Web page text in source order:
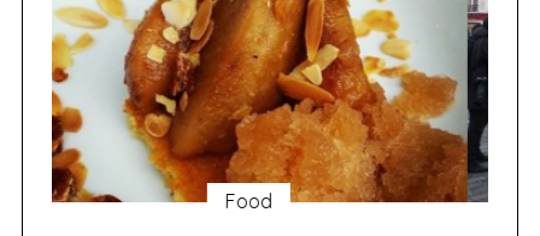
Sorties